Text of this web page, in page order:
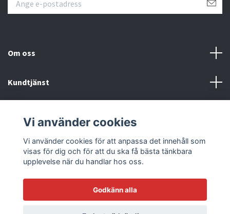
Om oss
Kundtjänst
Sociala medier
Vi använder cookies
Vi använder cookies för att anpassa det innehåll som
visas för dig och för att du ska få bästa tänkbara
upplevelse när du handlar hos oss.
Godkänn alla